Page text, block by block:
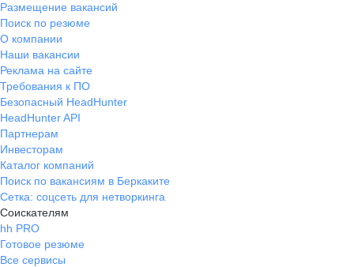
Размещение вакансий
Поиск по резюме
О компании
Наши вакансии
Реклама на сайте
Требования к ПО
Безопасный HeadHunter
HeadHunter API
Партнерам
Инвесторам
Каталог компаний
Поиск по вакансиям в Беркаките
Сетка: соцсеть для нетворкинга
Соискателям
hh PRO
Готовое резюме
Все сервисы